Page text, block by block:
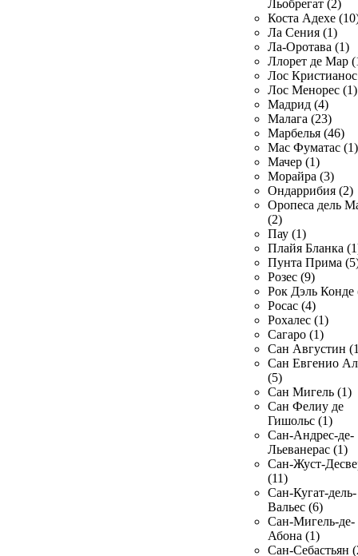
Льобрегат (2)
Коста Адехе
Ла Сения (1)
Ла-Оротава (1)
Ллорет де Мар
Лос
Лос Менорес (1)
Мадрид (4)
Малага (23)
Марбелья (46)
Мас Фуматас (1)
Мачер (1)
Морайра (3)
Ондаррибия (2)
Оропеса дель
(2)
Пау (1)
Плайя Бланка
Пунта Прима
Розес (9)
Рок Дэль Конде
Росас (4)
Рохалес (1)
Сагаро (1)
Сан Августин
Сан Евгенио
(5)
Сан Мигель (1)
Сан Фелиу де
Гишольс (1)
Сан-Андрес-де-
Льеванерас (1)
Сан-Жуст-
(11)
Сан-Кугат-дель-
Вальес (6)
Сан-Мигель-де-
Абона (1)
Сан-Себастьян